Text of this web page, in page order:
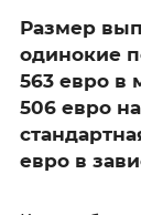
Размер
одинокие
563 евро в
506 евро
евро в